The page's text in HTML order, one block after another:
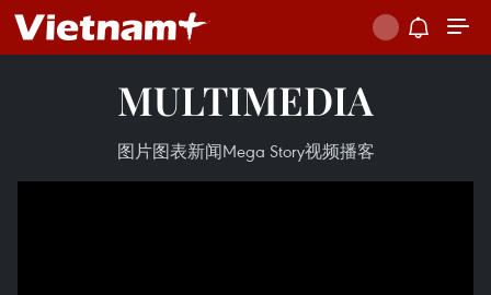
MULTIMEDIA
图片图表新闻Mega Story视频播客